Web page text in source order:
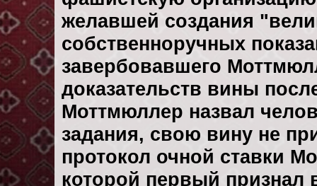
желавшей создания
собственноручных
завербовавшего
доказательств вины
Моттмюллер назвал
задания, свою вину не
протокол очной ставки
которой первый признал